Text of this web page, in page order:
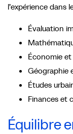
l’expérience dans
Évaluation
Économie
Géographie
Études
Finances et
Équilibre